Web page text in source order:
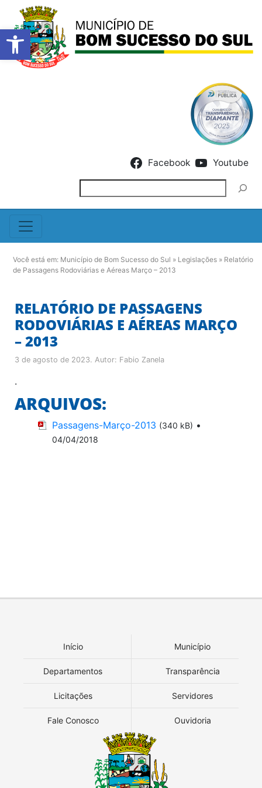
Barra de Ferramentas
Facebook Youtube
Você está em: Município de Bom Sucesso do Sul » Legislações » Relatório
de Passagens Rodoviárias e Aéreas Março – 2013
RELATÓRIO DE PASSAGENS
RODOVIÁRIAS E AÉREAS MARÇO
– 2013
3 de agosto de 2023. Autor: Fabio Zanela
.
ARQUIVOS:
Passagens-Março-2013 (340 kB) •
04/04/2018
Início Município
Departamentos Transparência
Licitações Servidores
Fale Conosco Ouvidoria